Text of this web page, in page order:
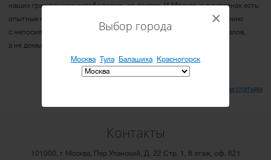
Выбор города
Москва Тула Балашиха Красногорск
×
наших граждан уже освободились от долгов. И Москве, и в регионах есть
опытные юристы, которые помогают успешно справиться населению
с непосильными долгами. Слушать важно знающих профессионалов,
а не домыслы людей из сети.
Вернуться ко всем статьям
Контакты
101000, г. Москва, Пер Уланский, Д. 22 Стр. 1, 6 этаж, оф. 621